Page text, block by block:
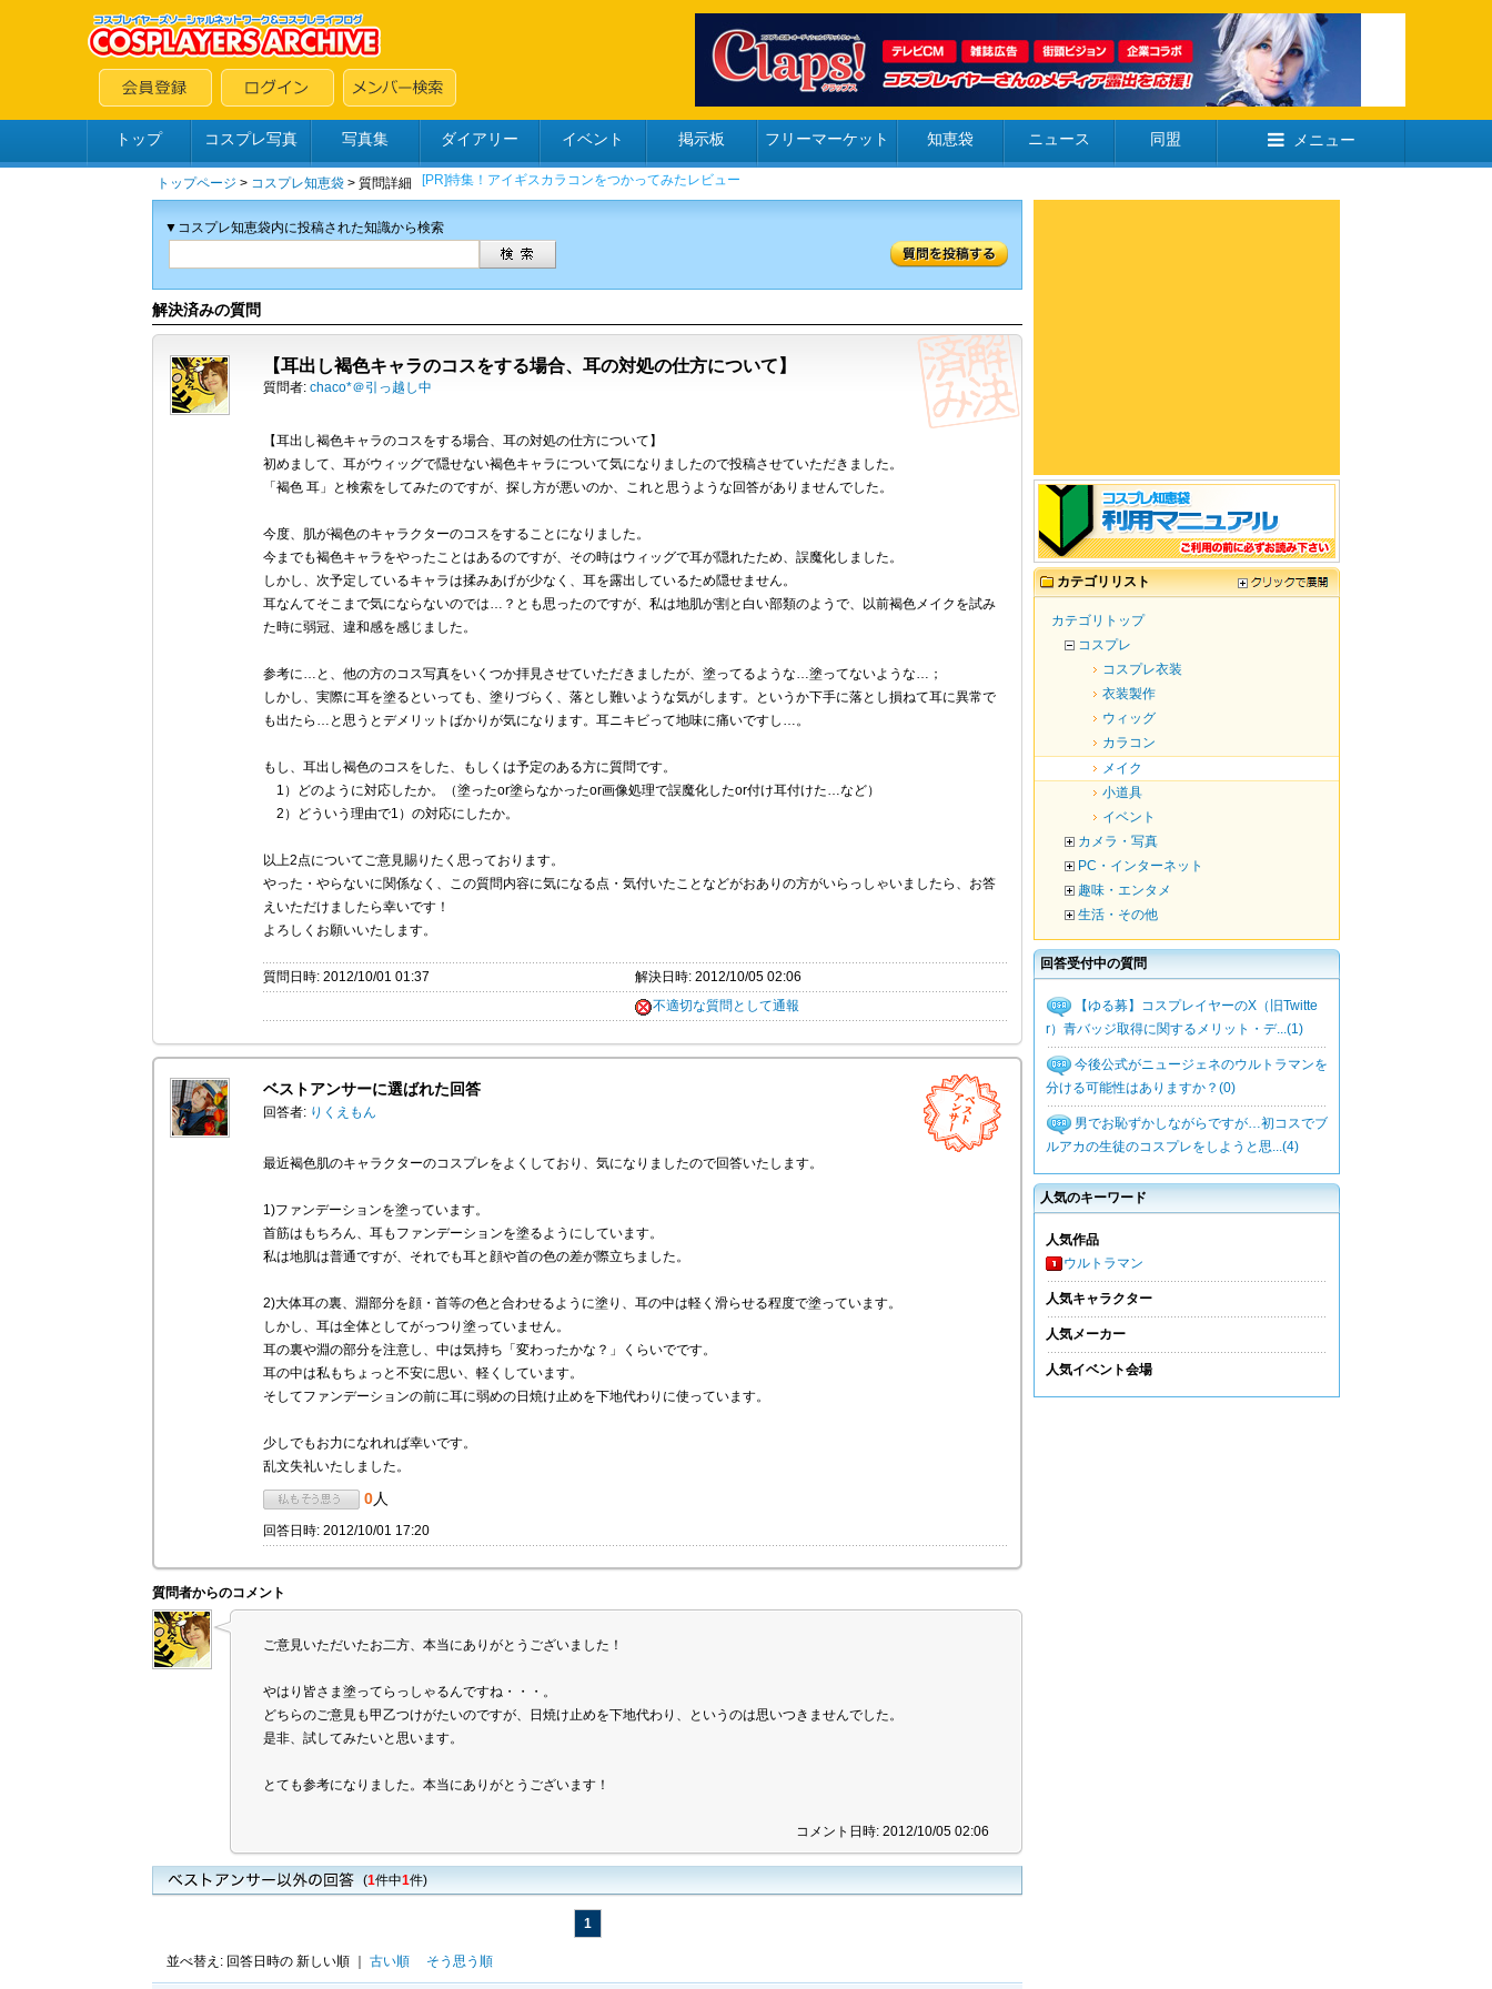
トップ コスプレ写真 写真集 ダイアリー イベント 掲示板 フリーマーケット 知恵袋 ニュース 同盟 メニュー
トップページ > コスプレ知恵袋 > 質問詳細
▼コスプレ知恵袋内に投稿された知識から検索
解決済みの質問
【耳出し褐色キャラのコスをする場合、耳の対処の仕方について】
質問者: chaco*＠引っ越し中
【耳出し褐色キャラのコスをする場合、耳の対処の仕方について】
初めまして、耳がウィッグで隠せない褐色キャラについて気になりましたので投稿させていただきました。
「褐色 耳」と検索をしてみたのですが、探し方が悪いのか、これと思うような回答がありませんでした。
今度、肌が褐色のキャラクターのコスをすることになりました。
今までも褐色キャラをやったことはあるのですが、その時はウィッグで耳が隠れたため、誤魔化しました。
しかし、次予定しているキャラは揉みあげが少なく、耳を露出しているため隠せません。
耳なんてそこまで気にならないのでは…？とも思ったのですが、私は地肌が割と白い部類のようで、以前褐色メイクを試み
た時に弱冠、違和感を感じました。
参考に…と、他の方のコス写真をいくつか拝見させていただきましたが、塗ってるような…塗ってないような…；
しかし、実際に耳を塗るといっても、塗りづらく、落とし難いような気がします。というか下手に落とし損ねて耳に異常で
も出たら…と思うとデメリットばかりが気になります。耳ニキビって地味に痛いですし…。
もし、耳出し褐色のコスをした、もしくは予定のある方に質問です。
1）どのように対応したか。（塗ったor塗らなかったor画像処理で誤魔化したor付け耳付けた…など）
2）どういう理由で1）の対応にしたか。
以上2点についてご意見賜りたく思っております。
やった・やらないに関係なく、この質問内容に気になる点・気付いたことなどがおありの方がいらっしゃいましたら、お答
えいただけましたら幸いです！
よろしくお願いいたします。
質問日時: 2012/10/01 01:37
解決日時: 2012/10/05 02:06
不適切な質問として通報
ベストアンサーに選ばれた回答
回答者: りくえもん
最近褐色肌のキャラクターのコスプレをよくしており、気になりましたので回答いたします。
1)ファンデーションを塗っています。
首筋はもちろん、耳もファンデーションを塗るようにしています。
私は地肌は普通ですが、それでも耳と顔や首の色の差が際立ちました。
2)大体耳の裏、淵部分を顔・首等の色と合わせるように塗り、耳の中は軽く滑らせる程度で塗っています。
しかし、耳は全体としてがっつり塗っていません。
耳の裏や淵の部分を注意し、中は気持ち「変わったかな？」くらいでです。
耳の中は私もちょっと不安に思い、軽くしています。
そしてファンデーションの前に耳に弱めの日焼け止めを下地代わりに使っています。
少しでもお力になれれば幸いです。
乱文失礼いたしました。
0人
回答日時: 2012/10/01 17:20
質問者からのコメント
ご意見いただいたお二方、本当にありがとうございました！
やはり皆さま塗ってらっしゃるんですね・・・。
どちらのご意見も甲乙つけがたいのですが、日焼け止めを下地代わり、というのは思いつきませんでした。
是非、試してみたいと思います。
とても参考になりました。本当にありがとうございます！
コメント日時: 2012/10/05 02:06
(1件中1件)
1
並べ替え: 回答日時の 新しい順 ｜ 古い順 そう思う順
カテゴリリスト
カテゴリトップ
コスプレ
コスプレ衣装
衣装製作
ウィッグ
カラコン
メイク
小道具
イベント
カメラ・写真
PC・インターネット
趣味・エンタメ
生活・その他
回答受付中の質問
【ゆる募】コスプレイヤーのX（旧Twitte
r）青バッジ取得に関するメリット・デ...(1)
今後公式がニュージェネのウルトラマンを
分ける可能性はありますか？(0)
男でお恥ずかしながらですが…初コスでブ
ルアカの生徒のコスプレをしようと思...(4)
人気のキーワード
人気作品
ウルトラマン
人気キャラクター
人気メーカー
人気イベント会場